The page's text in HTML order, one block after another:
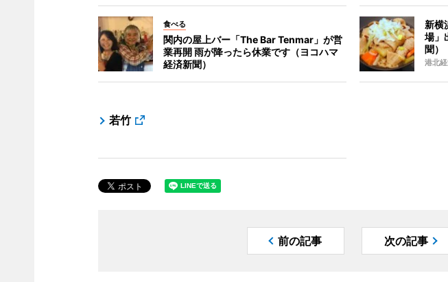
食べる
関内の屋上バー「The Bar Tenmar」が営
業再開 雨が降ったら休業です（ヨコハマ
経済新聞）
新横
場」
聞）
港北
若竹
前の記事 次の記事